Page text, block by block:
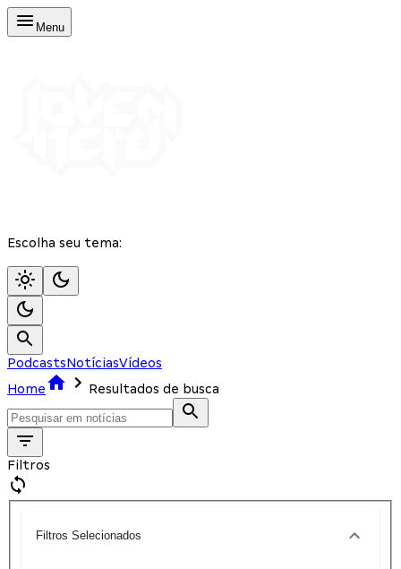
Menu
Escolha seu tema:
PodcastsNotíciasVídeos
Home
Resultados de busca
Filtros
Filtros Selecionados